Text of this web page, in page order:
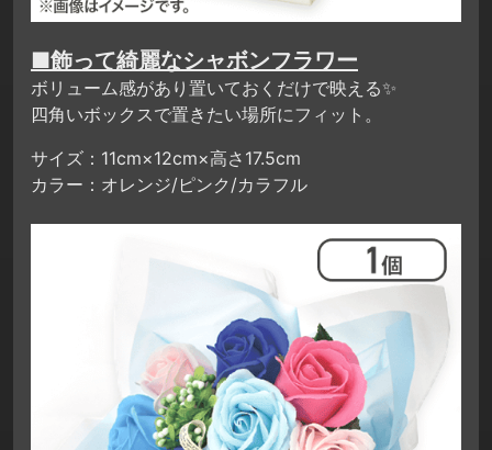
■飾って綺麗なシャボンフラワー
ボリューム感があり置いておくだけで映える✨
四角いボックスで置きたい場所にフィット。
サイズ：11cm×12cm×高さ17.5cm
カラー：オレンジ/ピンク/カラフル